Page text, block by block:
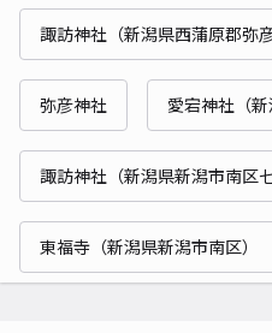
諏訪神社（新潟県西蒲原郡弥
弥彦神社 愛宕神社（新
諏訪神社（新潟県新潟市南区七
東福寺（新潟県新潟市南区）